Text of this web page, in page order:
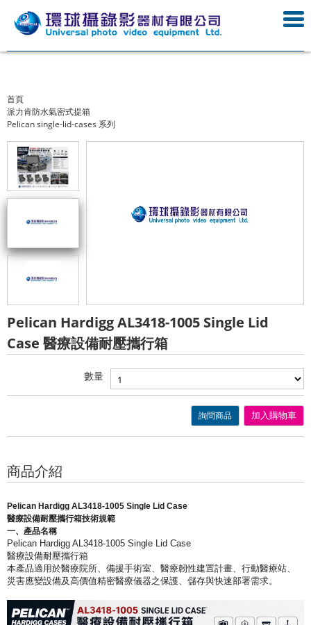
首頁
派力肯防水氣密式提箱
Pelican single-lid-cases 系列
Pelican Hardigg AL3418-1005 Single Lid
Case 醫療設備耐壓攜行箱
數量
詢問商品 加入購物車
商品介紹
Pelican Hardigg AL3418-1005 Single Lid Case
醫療設備耐壓攜行箱技術規範
一、產品名稱
Pelican Hardigg AL3418-1005 Single Lid Case
醫療設備耐壓攜行箱
本產品適用於醫療院所、備援手術室、醫療韌性建置計畫、 行動醫療站、
災害應變設備及高價值精密醫療儀器之保護、 儲存與快速部署需求。